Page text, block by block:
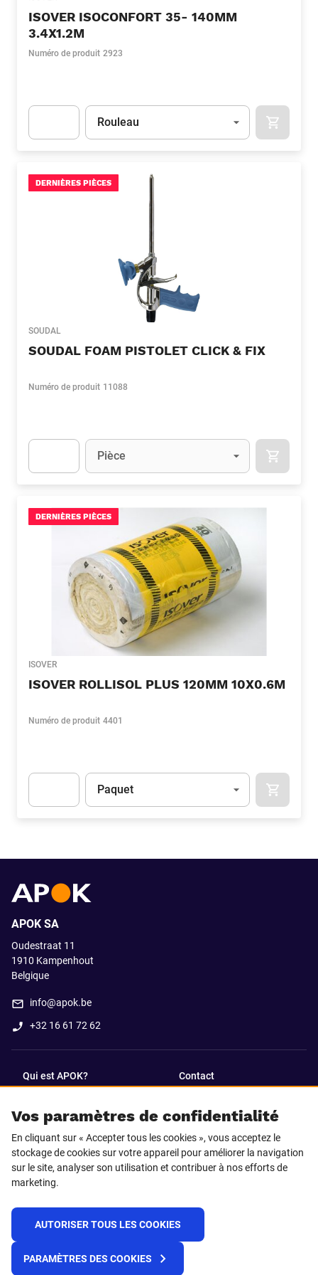
ISOVER ISOCONFORT 35- 140MM
3.4X1.2M
Numéro de produit 2923
Unité
Rouleau
DERNIÈRES PIÈCES
SOUDAL
SOUDAL FOAM PISTOLET CLICK & FIX
Numéro de produit 11088
Unité
Pièce
DERNIÈRES PIÈCES
ISOVER
ISOVER ROLLISOL PLUS 120MM 10X0.6M
Numéro de produit 4401
Unité
Paquet
Vos paramètres de confidentialité
En cliquant sur « Accepter tous les cookies », vous acceptez le
stockage de cookies sur votre appareil pour améliorer la navigation
sur le site, analyser son utilisation et contribuer à nos efforts de
marketing.
AUTORISER TOUS LES COOKIES
PARAMÈTRES DES COOKIES
APOK SA
Oudestraat 11
1910 Kampenhout
Belgique
info@apok.be
+32 16 61 72 62
Qui est APOK? Contact
SUIVEZ-NOUS SUR
Facebook LinkedIn
© 2025 APOK